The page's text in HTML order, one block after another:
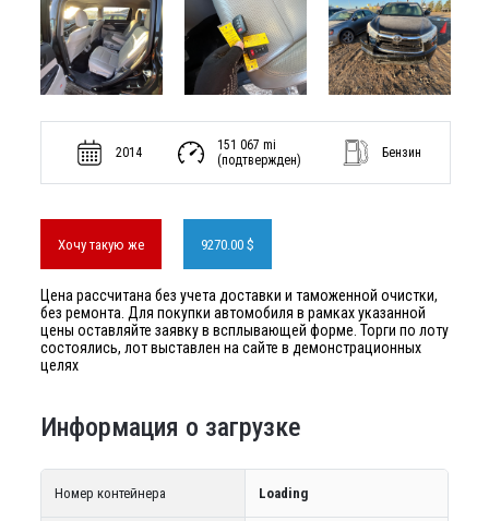
2014
151 067 mi
(подтвержден)
Бензин
Хочу такую же 9270.00 $
Цена рассчитана без учета доставки и таможенной очистки,
без ремонта. Для покупки автомобиля в рамках указанной
цены оставляйте заявку в всплывающей форме. Торги по лоту
состоялись, лот выставлен на сайте в демонстрационных
целях
Информация о загрузке
Номер контейнера Loading